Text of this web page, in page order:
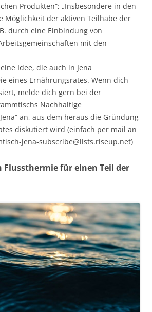
Produkten“; „Insbesondere in den
Möglichkeit der aktiven Teilhabe der
durch eine Einbindung von
mit den
Idee, die auch in Jena
eines Ernährungsrates. Wenn dich
melde dich gern bei der
Nachhaltige
an, aus dem heraus die Gründung
diskutiert wird (einfach per mail an
jena-subscribe@lists.riseup.net)
Flussthermie für einen Teil der